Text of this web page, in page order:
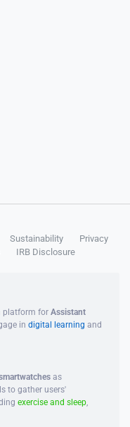
Sustainability
Privacy
IRB Disclosure
platform for Assistant
in digital learning and
as
to gather users'
exercise and sleep,